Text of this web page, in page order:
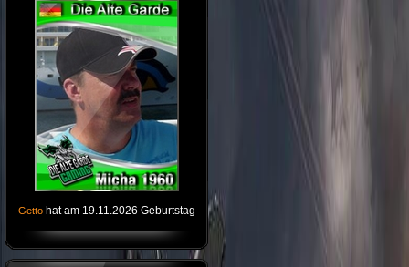
Getto hat am 19.11.2026 Geburtstag